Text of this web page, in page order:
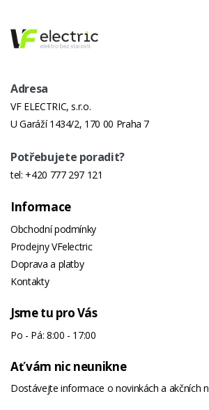
Adresa
VF ELECTRIC, s.r.o.
U Garáží 1434/2, 170 00 Praha 7
Potřebujete poradit?
tel: +420 777 297 121
Informace
Obchodní podmínky
Prodejny VFelectric
Doprava a platby
Kontakty
Jsme tu pro Vás
Po - Pá: 8:00 - 17:00
Ať vám nic neunikne
Dostávejte informace o novinkách a akčních